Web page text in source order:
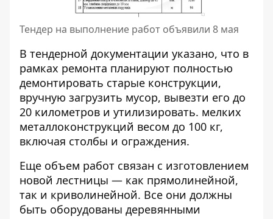
Тендер на выполнение работ объявили 8 мая
В тендерной документации указано, что в
рамках ремонта планируют полностью
демонтировать старые конструкции,
вручную загрузить мусор, вывезти его до
20 километров и утилизировать. мелких
металлоконструкций весом до 100 кг,
включая столбы и ограждения.
Еще объем работ связан с изготовлением
новой лестницы — как прямолинейной,
так и криволинейной. Все они должны
быть оборудованы деревянными